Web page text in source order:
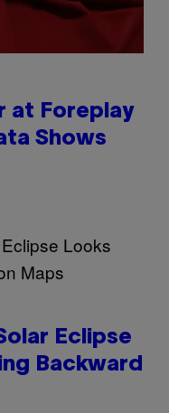
at Foreplay
Shows
Eclipse
Backward